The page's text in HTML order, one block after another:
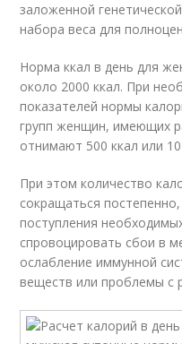
заложенной
набора веса для
Норма ккал в день для
около 2000 ккал. При
показателей нормы
групп женщин, имеющих
отнимают 500 ккал или
При этом количество
сокращаться
поступления
спровоцировать сбои в
ослабление иммунной
веществ или проблемы с